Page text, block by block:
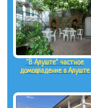
"В Алуште" частное
домовладение в Алуште